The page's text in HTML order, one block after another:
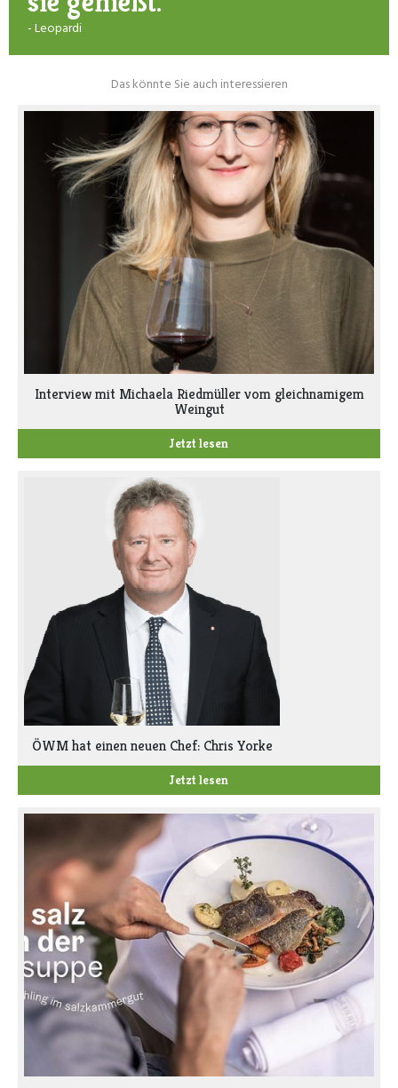
- Leopardi
Das könnte Sie auch interessieren
Interview mit Michaela Riedmüller vom gleichnamigem
Weingut
Jetzt lesen
ÖWM hat einen neuen Chef: Chris Yorke
Jetzt lesen